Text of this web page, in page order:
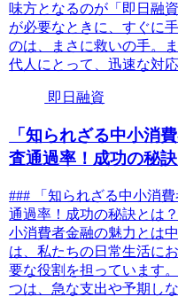
味方となるのが「即日融
が必要なときに、すぐに
のは、まさに救いの手。
代人にとって、迅速な対
即日融資
「知られざる中小消
査通過率！成功の秘訣
### 「知られざる中小消
通過率！成功の秘訣とは
小消費者金融の魅力とは
は、私たちの日常生活に
要な役割を担っています
つは、急な支出や予期し